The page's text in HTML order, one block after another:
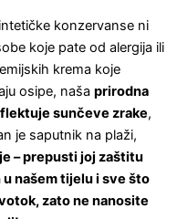
konzervanse ni
koje pate od alergija ili
krema koje
osipe, naša prirodna
sunčeve zrake,
je saputnik na plaži,
– prepusti joj zaštitu
našem tijelu i sve što
zato ne nanosite